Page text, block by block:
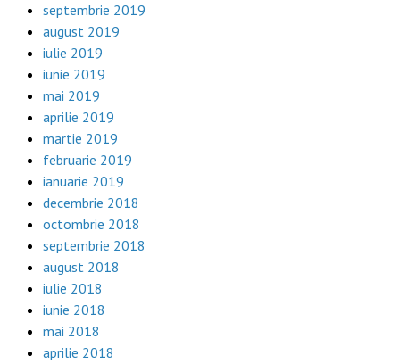
septembrie 2019
august 2019
iulie 2019
iunie 2019
mai 2019
aprilie 2019
martie 2019
februarie 2019
ianuarie 2019
decembrie 2018
octombrie 2018
septembrie 2018
august 2018
iulie 2018
iunie 2018
mai 2018
aprilie 2018